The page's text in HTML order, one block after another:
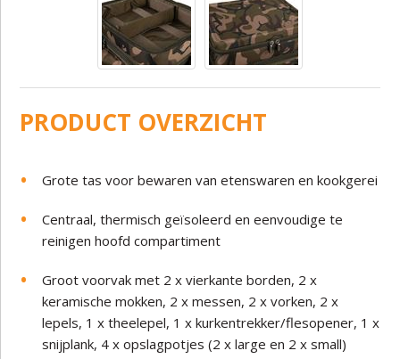
PRODUCT OVERZICHT
Grote tas voor bewaren van etenswaren en kookgerei
Centraal, thermisch geïsoleerd en eenvoudige te
reinigen hoofd compartiment
Groot voorvak met 2 x vierkante borden, 2 x
keramische mokken, 2 x messen, 2 x vorken, 2 x
lepels, 1 x theelepel, 1 x kurkentrekker/flesopener, 1 x
snijplank, 4 x opslagpotjes (2 x large en 2 x small)